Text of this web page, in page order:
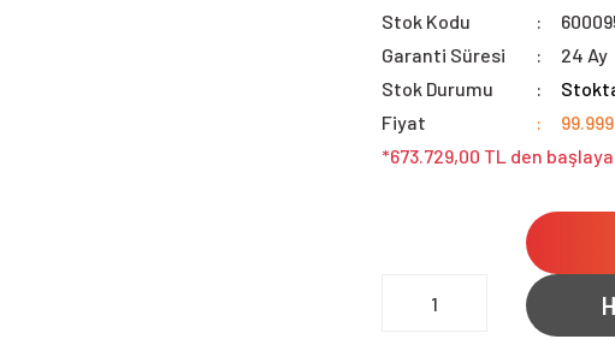
Stok Kodu
Garanti Süresi
24 Ay
Stok Durumu
Fiyat
*673.729,00 TL den